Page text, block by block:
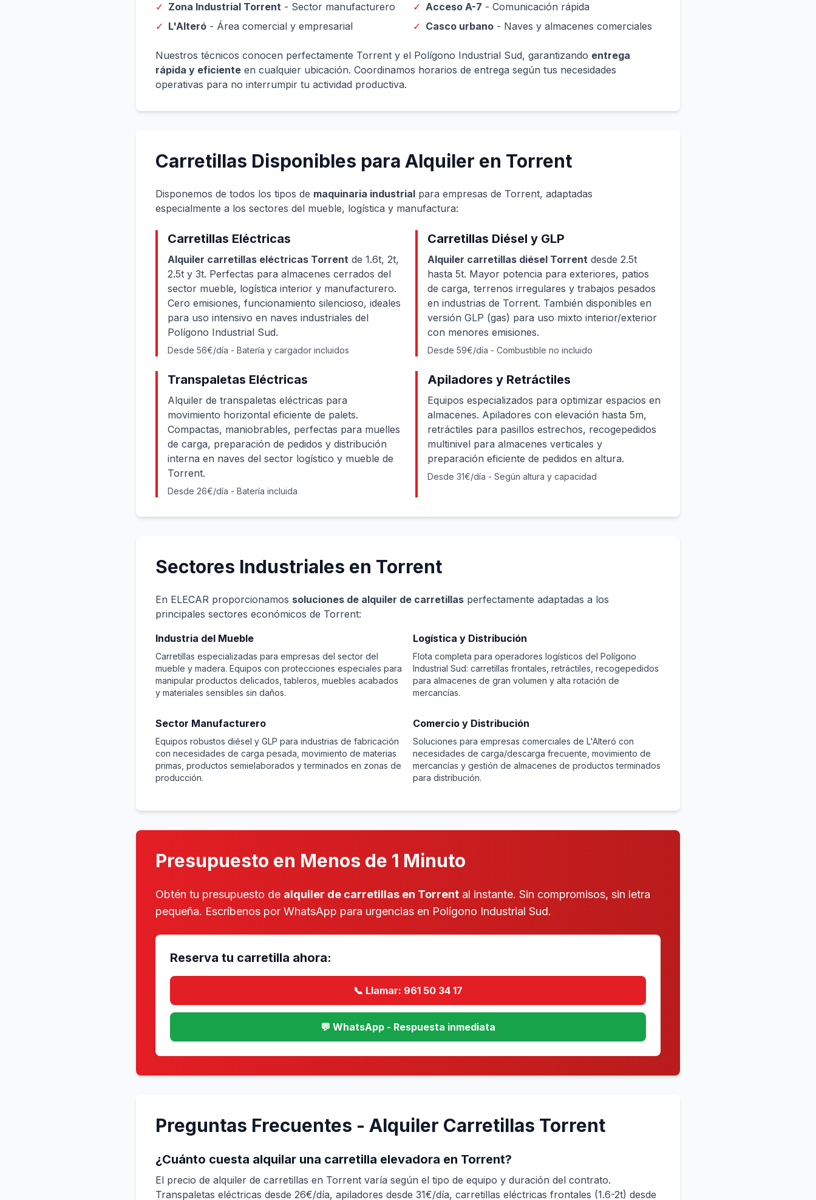
✓ Zona Industrial Torrent - Sector manufacturero
✓ L'Alteró - Área comercial y empresarial
✓ Acceso A-7 - Comunicación rápida
✓ Casco urbano - Naves y almacenes comerciales
Nuestros técnicos conocen perfectamente Torrent y el Polígono Industrial Sud, garantizando entrega
rápida y eficiente en cualquier ubicación. Coordinamos horarios de entrega según tus necesidades
operativas para no interrumpir tu actividad productiva.
Carretillas Disponibles para Alquiler en Torrent
Disponemos de todos los tipos de maquinaria industrial para empresas de Torrent, adaptadas
especialmente a los sectores del mueble, logística y manufactura:
Carretillas Eléctricas
Alquiler carretillas eléctricas Torrent de 1.6t, 2t,
2.5t y 3t. Perfectas para almacenes cerrados del
sector mueble, logística interior y manufacturero.
Cero emisiones, funcionamiento silencioso, ideales
para uso intensivo en naves industriales del
Polígono Industrial Sud.
Desde 56€/día - Batería y cargador incluidos
Carretillas Diésel y GLP
Alquiler carretillas diésel Torrent desde 2.5t
hasta 5t. Mayor potencia para exteriores, patios
de carga, terrenos irregulares y trabajos pesados
en industrias de Torrent. También disponibles en
versión GLP (gas) para uso mixto interior/exterior
con menores emisiones.
Desde 59€/día - Combustible no incluido
Transpaletas Eléctricas
Alquiler de transpaletas eléctricas para
movimiento horizontal eficiente de palets.
Compactas, maniobrables, perfectas para muelles
de carga, preparación de pedidos y distribución
interna en naves del sector logístico y mueble de
Torrent.
Desde 26€/día - Batería incluida
Apiladores y Retráctiles
Equipos especializados para optimizar espacios en
almacenes. Apiladores con elevación hasta 5m,
retráctiles para pasillos estrechos, recogepedidos
multinivel para almacenes verticales y
preparación eficiente de pedidos en altura.
Desde 31€/día - Según altura y capacidad
Sectores Industriales en Torrent
En ELECAR proporcionamos soluciones de alquiler de carretillas perfectamente adaptadas a los
principales sectores económicos de Torrent:
Industria del Mueble
Carretillas especializadas para empresas del sector del
mueble y madera. Equipos con protecciones especiales para
manipular productos delicados, tableros, muebles acabados
y materiales sensibles sin daños.
Logística y Distribución
Flota completa para operadores logísticos del Polígono
Industrial Sud: carretillas frontales, retráctiles, recogepedidos
para almacenes de gran volumen y alta rotación de
mercancías.
Sector Manufacturero
Equipos robustos diésel y GLP para industrias de fabricación
con necesidades de carga pesada, movimiento de materias
primas, productos semielaborados y terminados en zonas de
producción.
Comercio y Distribución
Soluciones para empresas comerciales de L'Alteró con
necesidades de carga/descarga frecuente, movimiento de
mercancías y gestión de almacenes de productos terminados
para distribución.
Presupuesto en Menos de 1 Minuto
Obtén tu presupuesto de alquiler de carretillas en Torrent al instante. Sin compromisos, sin letra
pequeña. Escríbenos por WhatsApp para urgencias en Polígono Industrial Sud.
Reserva tu carretilla ahora:
📞 Llamar: 961 50 34 17
💬 WhatsApp - Respuesta inmediata
Preguntas Frecuentes - Alquiler Carretillas Torrent
¿Cuánto cuesta alquilar una carretilla elevadora en Torrent?
El precio de alquiler de carretillas en Torrent varía según el tipo de equipo y duración del contrato.
Transpaletas eléctricas desde 26€/día, apiladores desde 31€/día, carretillas eléctricas frontales (1.6-2t) desde